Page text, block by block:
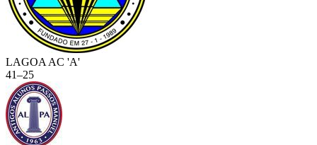
LAGOA AC 'A'
41–25